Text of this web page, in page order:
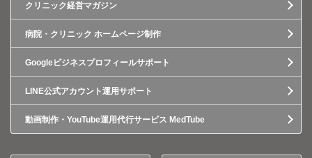
クリニック経営マガジン
病院・クリニック ホームページ制作
Googleビジネスプロフィールサポート
LINE公式アカウント運用サポート
動画制作・YouTube運用代行サービス MedTube